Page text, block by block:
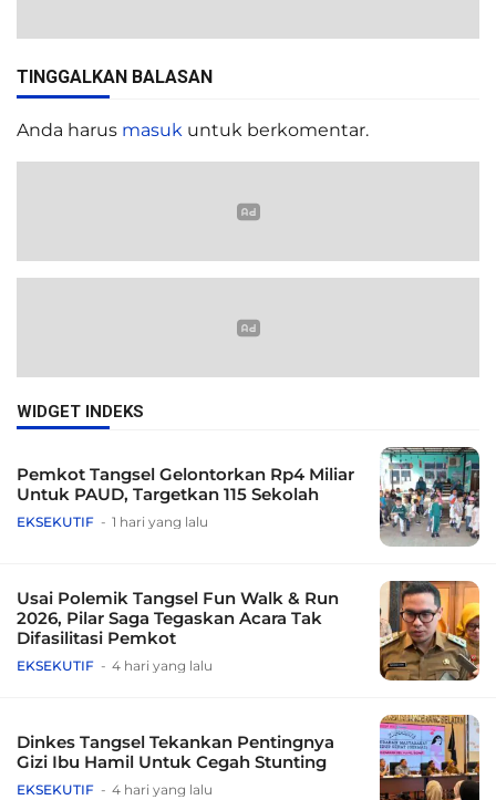
TINGGALKAN BALASAN
Anda harus masuk untuk berkomentar.
WIDGET INDEKS
Pemkot Tangsel Gelontorkan Rp4 Miliar
Untuk PAUD, Targetkan 115 Sekolah
EKSEKUTIF 1 hari yang lalu
Usai Polemik Tangsel Fun Walk & Run
2026, Pilar Saga Tegaskan Acara Tak
Difasilitasi Pemkot
EKSEKUTIF 4 hari yang lalu
Dinkes Tangsel Tekankan Pentingnya
Gizi Ibu Hamil Untuk Cegah Stunting
EKSEKUTIF 4 hari yang lalu